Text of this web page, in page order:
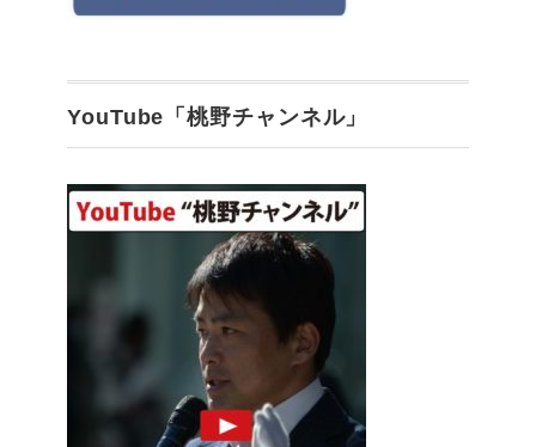
YouTube「桃野チャンネル」